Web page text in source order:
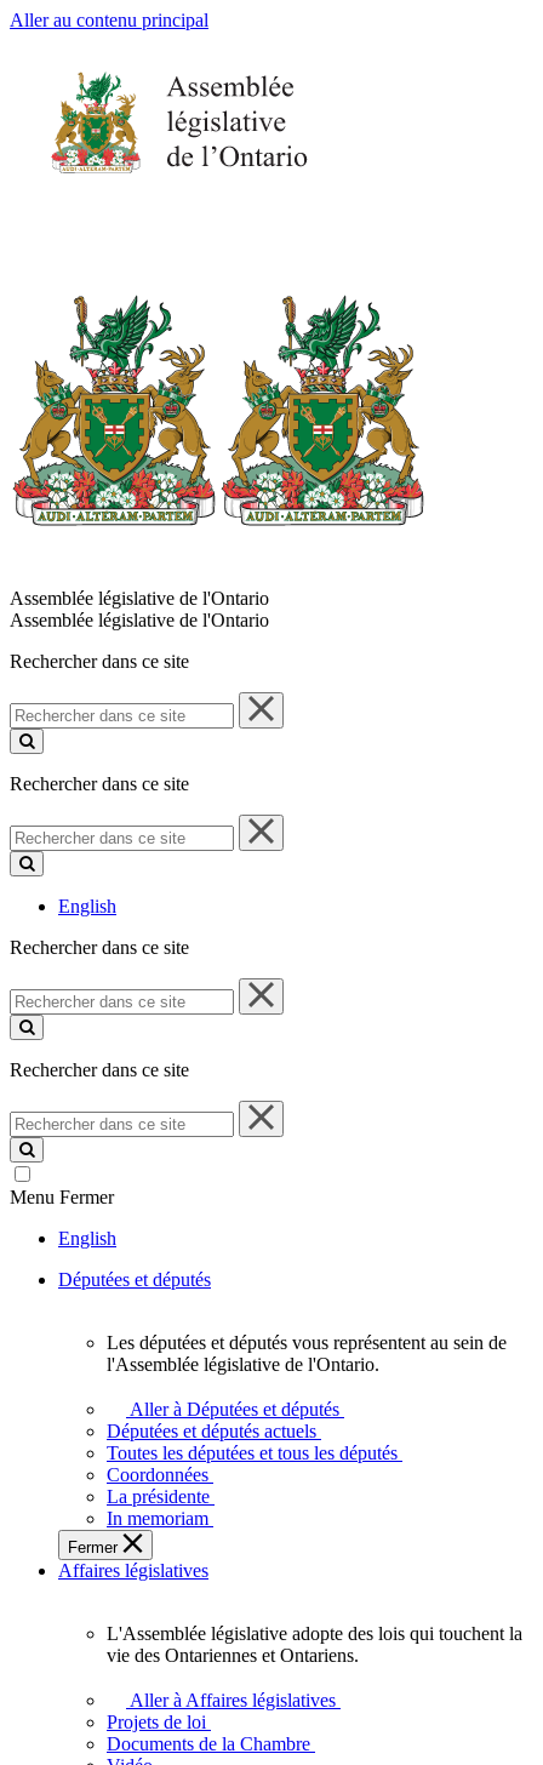
Aller au contenu principal
Assemblée législative de l'Ontario
Assemblée législative de l'Ontario
Rechercher dans ce site
Rechercher
dans
ce
Rechercher dans ce site
Rechercher
dans
ce
English
Rechercher dans ce site
Rechercher
dans
ce
Rechercher dans ce site
Rechercher
dans
ce
site
Menu Fermer
English
Députées et députés
députés
vous
représentent
sein
de
l'Assemblée
législative
l'Ontario.
Les députées et députés vous représentent au sein de
l'Assemblée législative de l'Ontario.
Aller à Députées et députés
Députées et députés actuels
Toutes les députées et tous les députés
Coordonnées
La présidente
In memoriam
Fermer
Affaires législatives
L'Assemblée
adopte
L'Assemblée législative adopte des lois qui touchent la
vie des Ontariennes et Ontariens.
Aller à Affaires législatives
Projets de loi
Documents de la Chambre